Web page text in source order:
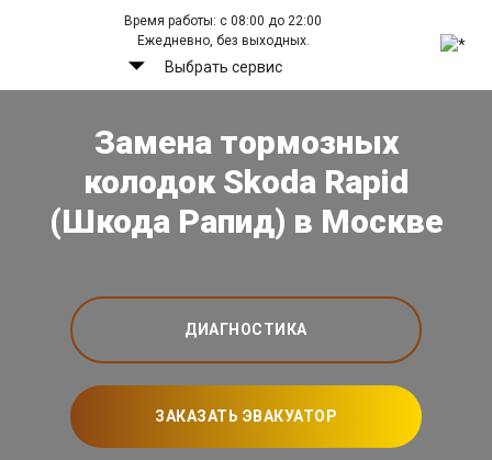
Время работы: с 08:00 до 22:00
Ежедневно, без выходных.
Выбрать сервис
Замена тормозных
колодок Skoda Rapid
(Шкода Рапид) в Москве
ДИАГНОСТИКА
ЗАКАЗАТЬ ЭВАКУАТОР